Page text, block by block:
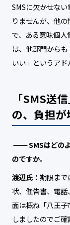
SMSに欠かせな
りませんが、他
で、ある意味個
は、他部門から
いい」というアド
「SMS送
の、負担
SMSはどの
のですか。
渡辺氏： 期限まで
状、催告書、電
面は概ね「八王
しましたのでご